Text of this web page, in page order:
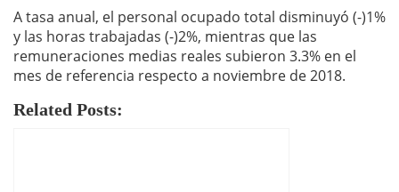
A tasa anual, el personal ocupado total disminuyó (-)1%
y las horas trabajadas (-)2%, mientras que las
remuneraciones medias reales subieron 3.3% en el
mes de referencia respecto a noviembre de 2018.
Related Posts: